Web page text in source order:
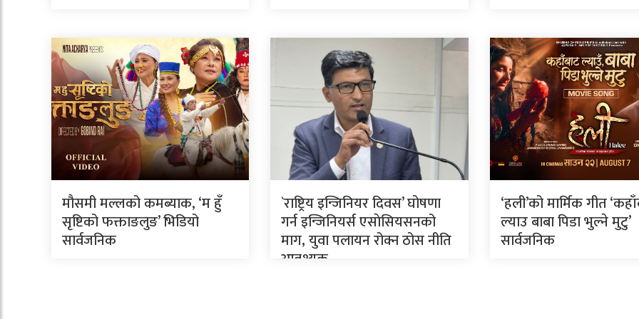
मौसमी मल्लको कमब्याक, ‘म हुँ
सृष्टिको फक्ताङलुङ’ भिडियो
सार्वजनिक
`राष्ट्रिय इन्जिनियर दिवस’ घोषणा
गर्न इन्जिनियर्स एसाेसियसनको
माग, युवा पलायन रोक्न ठोस नीति
आवश्यक
‘हली’को मार्मिक गीत
ल्याउ बाबा पिडा भुल्ने मुटु’
सार्वजनिक